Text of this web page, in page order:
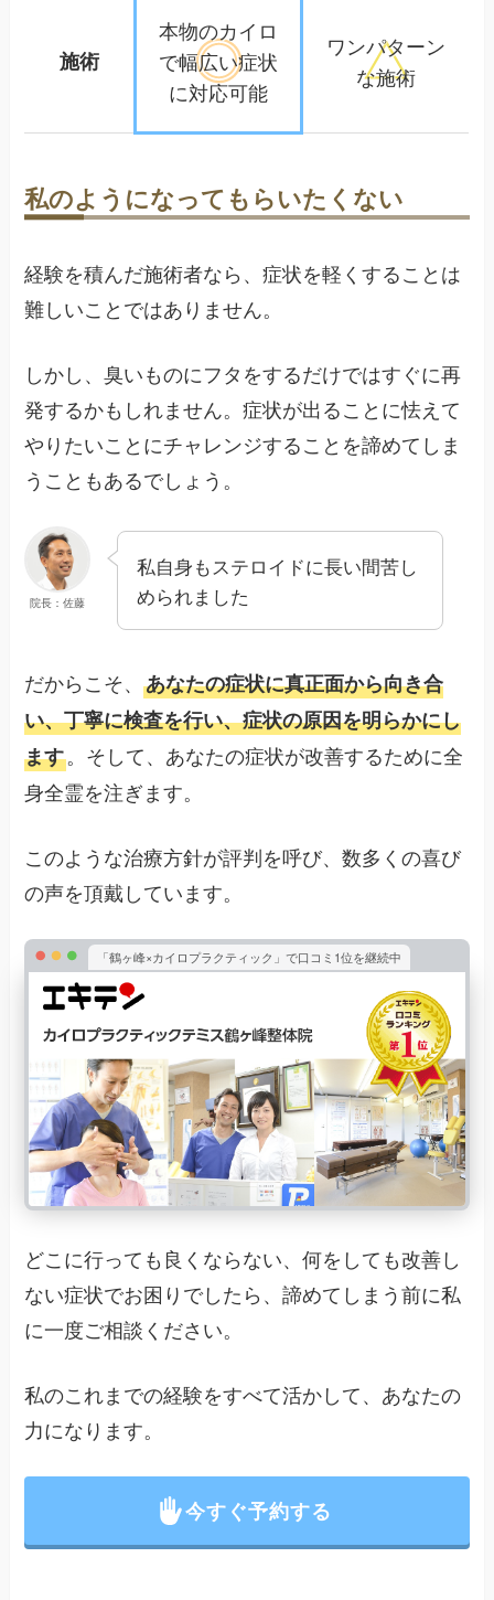
施術
本物のカイロ
で幅広い症状
に対応可能
ワンパターン
な施術
私のようになってもらいたくない
経験を積んだ施術者なら、症状を軽くすることは
難しいことではありません。
しかし、臭いものにフタをするだけではすぐに再
発するかもしれません。症状が出ることに怯えて
やりたいことにチャレンジすることを諦めてしま
うこともあるでしょう。
院長：佐藤
私自身もステロイドに長い間苦し
められました
だからこそ、あなたの症状に真正面から向き合
い、丁寧に検査を行い、症状の原因を明らかにし
ます。そして、あなたの症状が改善するために全
身全霊を注ぎます。
このような治療方針が評判を呼び、数多くの喜び
の声を頂戴しています。
「鶴ヶ峰×カイロプラクティック」で口コミ1位を継続中
どこに行っても良くならない、何をしても改善し
ない症状でお困りでしたら、諦めてしまう前に私
に一度ご相談ください。
私のこれまでの経験をすべて活かして、あなたの
力になります。
今すぐ予約する